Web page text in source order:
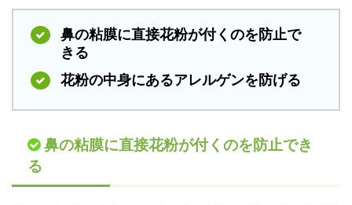
鼻の粘膜に直接花粉が付くのを防止で
きる
花粉の中身にあるアレルゲンを防げる
鼻の粘膜に直接花粉が付くのを防止でき
る